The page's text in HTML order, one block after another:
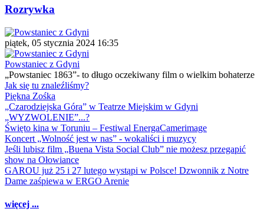
Rozrywka
piątek, 05 stycznia 2024 16:35
Powstaniec z Gdyni
„Powstaniec 1863”- to długo oczekiwany film o wielkim bohaterze
Jak się tu znaleźliśmy?
Piękna Zośka
„Czarodziejska Góra” w Teatrze Miejskim w Gdyni
„WYZWOLENIE”...?
Święto kina w Toruniu – Festiwal EnergaCamerimage
Koncert „Wolność jest w nas” - wokaliści i muzycy
Jeśli lubisz film „Buena Vista Social Club” nie możesz przegapić
show na Ołowiance
GAROU już 25 i 27 lutego wystąpi w Polsce! Dzwonnik z Notre
Dame zaśpiewa w ERGO Arenie
więcej ...